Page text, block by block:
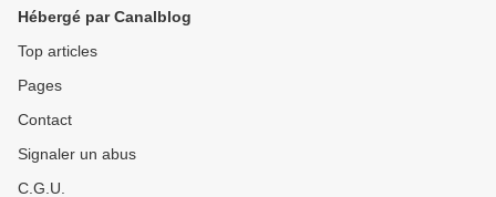
Hébergé par Canalblog
Top articles
Pages
Contact
Signaler un abus
C.G.U.